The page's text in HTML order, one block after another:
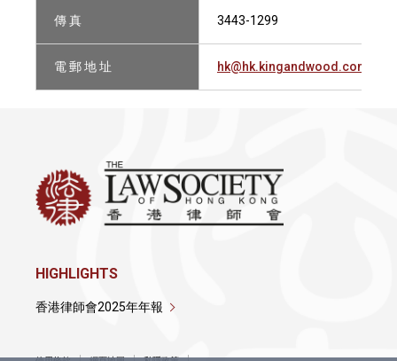
傳 真 3443-1299
電 郵 地 址 hk@hk.kingandwood.com
HIGHLIGHTS
香港律師會2025年年報